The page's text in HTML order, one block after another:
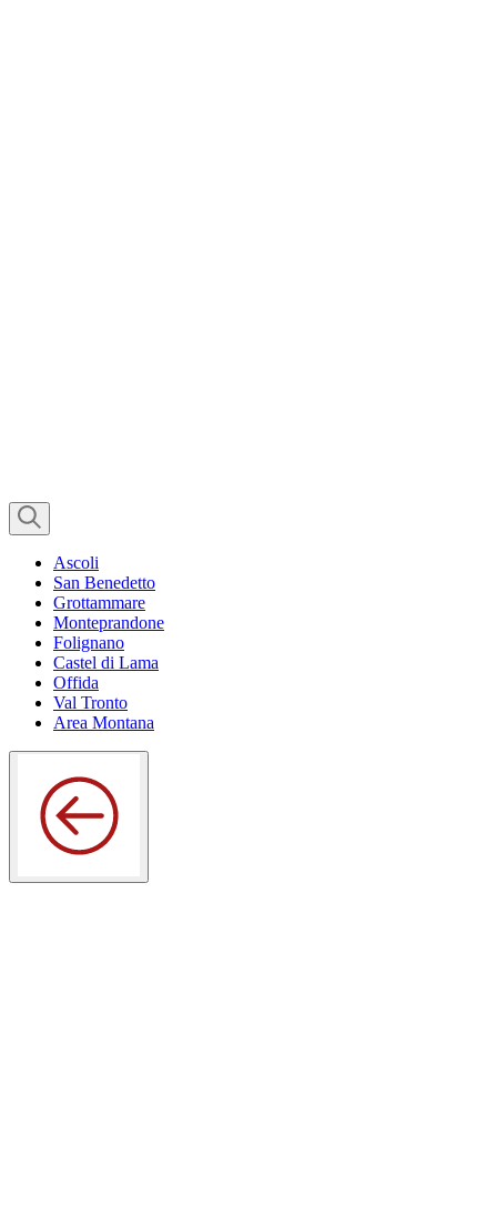
Ascoli
San Benedetto
Grottammare
Monteprandone
Folignano
Castel di Lama
Offida
Val Tronto
Area Montana